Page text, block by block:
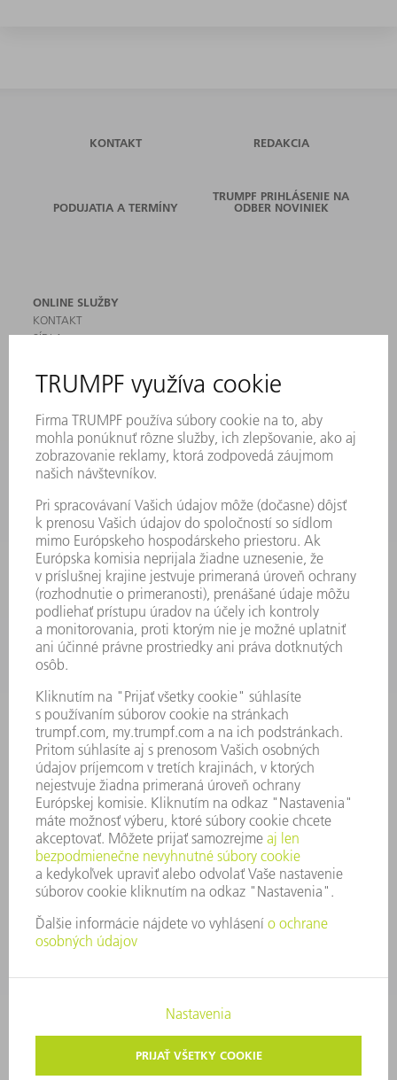
KONTAKT REDAKCIA
PODUJATIA A TERMÍNY
TRUMPF PRIHLÁSENIE NA
ODBER NOVINIEK
ONLINE SLUŽBY
KONTAKT
SÍDLA
PRIHLÁSENIE NA ODBER NOVINIEK
KARTA BEZPEČNOSTNÝCH ÚDAJOV
STROJE & SYSTÉMY
LASER
VÝKONOVÁ ELEKTRONIKA
ELEKTRICKÉ RUČNÉ NÁRADIE
SMART FACTORY
SOFTVÉR
SLUŽBY
APLIKÁCIE
ODVETVIA
PODNIK
KARIÉRA
PONUKY PRACOVNÝCH MIEST
PROFIL FIRMY
PREDSTAVENSTVO
SPRÁVA O HOSPODÁRENÍ
FIREMNÉ PRINCÍPY
ZHODA
SYSTÉM OZNAMOVANIA
SECURITY
TLAČOVÉ SPRÁVY
ČASOPISY
STABILITA
ŽIVOTNÉ PROSTREDIE & KLÍMA
SOCIÁLNE VECI & SPOLOČNOSŤ
VEDENIE PODNIKU
OZNAMOVANIE PROTISPOLOČENSKEJ ČINNOSTI
AUTORSKÉ PRÁVA A OCHRANNÁ ZNÁMKA
VOP TRUMPF SLOVAKIA
NASTAVENIA SÚKROMIA